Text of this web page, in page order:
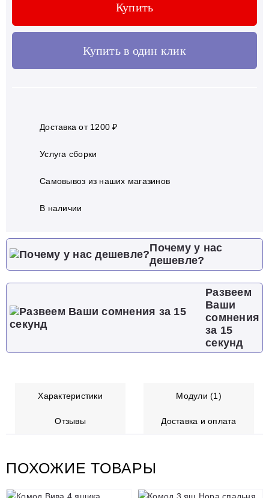
Купить
Купить в один клик
Доставка от 1200 ₽
Услуга сборки
Самовывоз из наших магазинов
В наличии
Почему у нас
дешевле?
Развеем
Ваши
сомнения
за 15
секунд
Характеристики Модули (1)
Отзывы Доставка и оплата
ПОХОЖИЕ ТОВАРЫ